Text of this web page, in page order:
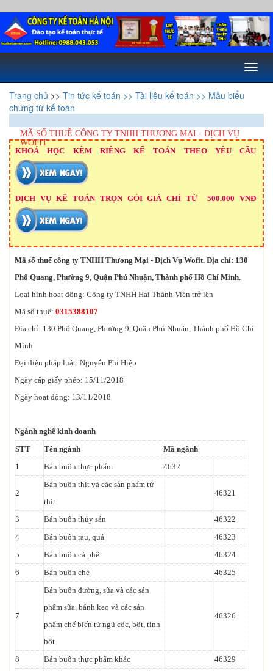
Toggle
Trang chủ >> Tin tức kế toán >> Tài liệu kế toán >> Mẫu biểu
chứng từ kế toán
MÃ SỐ THUẾ CÔNG TY TNHH THƯƠNG MẠI - DỊCH VỤ
WOFIT
KHOÁ HỌC KÈM RIÊNG KẾ TOÁN THEO YÊU CẦU
DỊCH VỤ KẾ TOÁN TRỌN GÓI GIÁ CHỈ TỪ 500.000 VNĐ
Mã số thuế công ty TNHH Thương Mại - Dịch Vụ Wofit. Địa chỉ: 130
Phổ Quang, Phường 9, Quận Phú Nhuận, Thành phố Hồ Chí Minh.
Loại hình hoạt động: Công ty TNHH Hai Thành Viên trở lên
Mã số thuế: 0315388107
Địa chỉ: 130 Phổ Quang, Phường 9, Quận Phú Nhuận, Thành phố Hồ Chí
Minh
Đại diện pháp luật: Nguyễn Phi Hiệp
Ngày cấp giấy phép: 15/11/2018
Ngày hoạt động: 13/11/2018
Ngành nghề kinh doanh
STT
Tên ngành
Mã ngành
1
Bán buôn thực phẩm 4632
2
Bán buôn thịt và các sản phẩm từ
thịt
46321
3 Bán buôn thủy sản
46322
4
Bán buôn rau, quả
46323
5
Bán buôn cà phê
46324
6
Bán buôn chè 46325
7
Bán buôn đường, sữa và các sản
phẩm sữa, bánh kẹo và các sản
phẩm chế biến từ ngũ cốc, bột, tinh
bột
46326
8 Bán buôn thực phẩm khác 46329